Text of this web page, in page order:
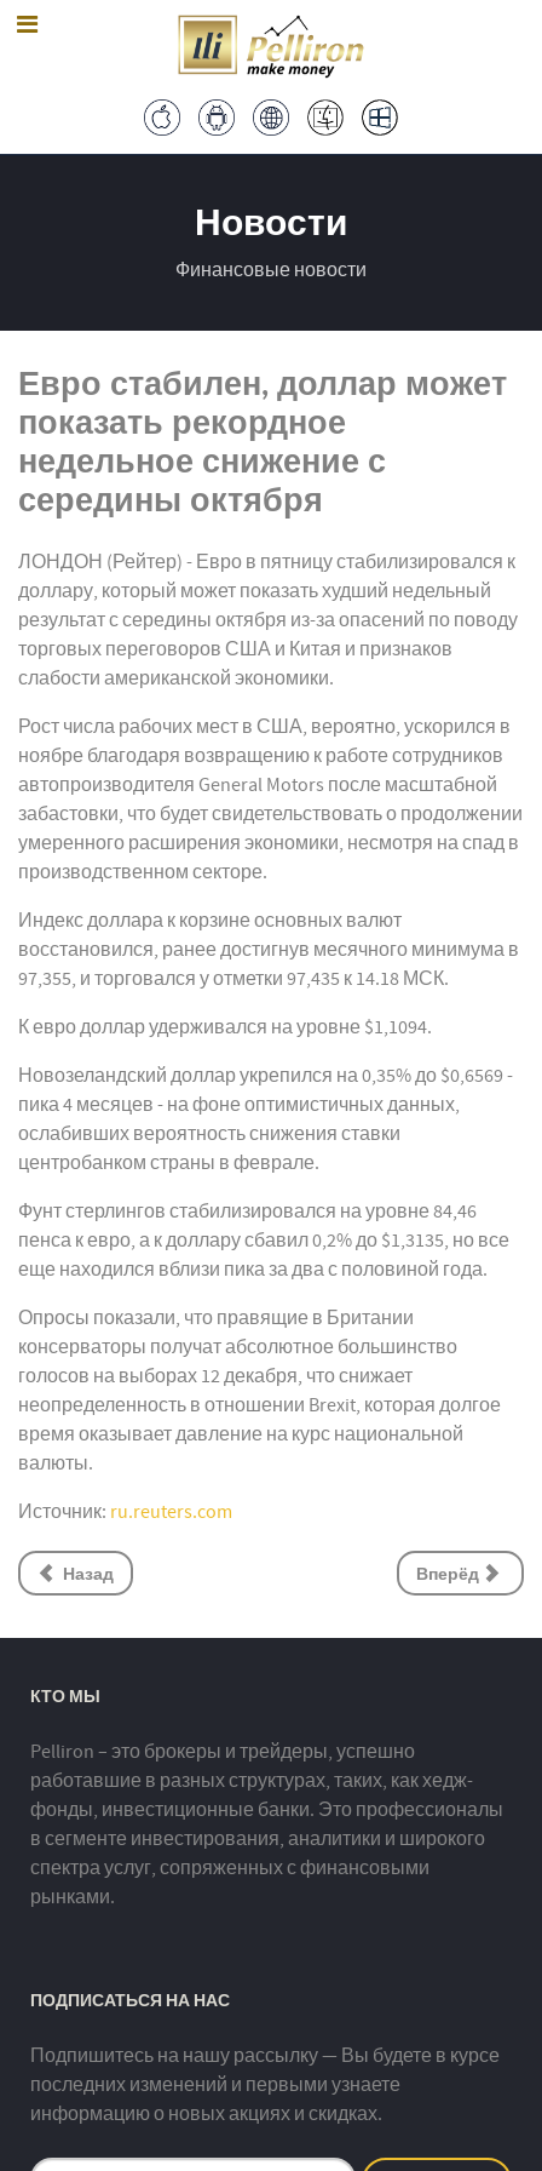
Новости
Финансовые новости
Евро стабилен, доллар может
показать рекордное
недельное снижение с
середины октября
ЛОНДОН (Рейтер) - Евро в пятницу стабилизировался к
доллару, который может показать худший недельный
результат с середины октября из-за опасений по поводу
торговых переговоров США и Китая и признаков
слабости американской экономики.
Рост числа рабочих мест в США, вероятно, ускорился в
ноябре благодаря возвращению к работе сотрудников
автопроизводителя General Motors после масштабной
забастовки, что будет свидетельствовать о продолжении
умеренного расширения экономики, несмотря на спад в
производственном секторе.
Индекс доллара к корзине основных валют
восстановился, ранее достигнув месячного минимума в
97,355, и торговался у отметки 97,435 к 14.18 МСК.
К евро доллар удерживался на уровне $1,1094.
Новозеландский доллар укрепился на 0,35% до $0,6569 -
пика 4 месяцев - на фоне оптимистичных данных,
ослабивших вероятность снижения ставки
центробанком страны в феврале.
Фунт стерлингов стабилизировался на уровне 84,46
пенса к евро, а к доллару сбавил 0,2% до $1,3135, но все
еще находился вблизи пика за два с половиной года.
Опросы показали, что правящие в Британии
консерваторы получат абсолютное большинство
голосов на выборах 12 декабря, что снижает
неопределенность в отношении Brexit, которая долгое
время оказывает давление на курс национальной
валюты.
Источник: ru.reuters.com
Назад Вперёд
КТО МЫ
Pelliron – это брокеры и трейдеры, успешно
работавшие в разных структурах, таких, как хедж-
фонды, инвестиционные банки. Это профессионалы
в сегменте инвестирования, аналитики и широкого
спектра услуг, сопряженных с финансовыми
рынками.
ПОДПИСАТЬСЯ НА НАС
Подпишитесь на нашу рассылку — Вы будете в курсе
последних изменений и первыми узнаете
информацию о новых акциях и скидках.